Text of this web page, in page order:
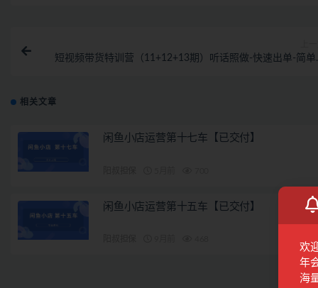
短视频带货特训营（11+12+13期）听话照做-快速出单-简单
相关文章
闲鱼小店运营第十七车【已交付】
闲鱼小店运营第十五车【已交付】
欢
年
海